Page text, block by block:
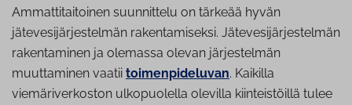
Ammattitaitoinen suunnittelu on tärkeää hyvän
jätevesijärjestelmän rakentamiseksi. Jätevesijärjestelmän
rakentaminen ja olemassa olevan järjestelmän
muuttaminen vaatii toimenpideluvan. Kaikilla
viemäriverkoston ulkopuolella olevilla kiinteistöillä tulee